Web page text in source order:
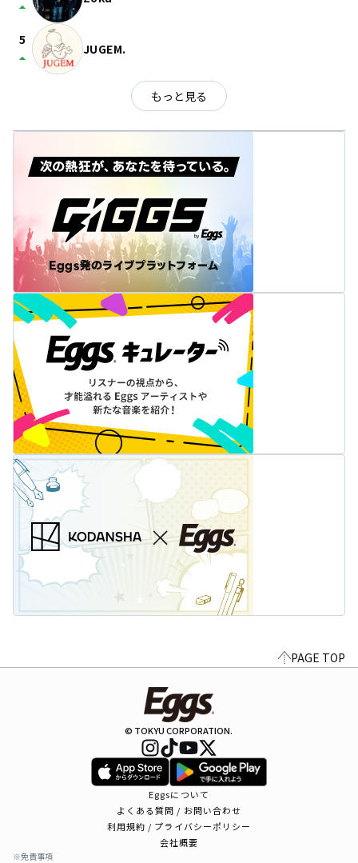
arrow_drop_up
5
arrow_drop_up JUGEM.
もっと見る
PAGE TOP
© TOKYU CORPORATION.
Eggsについて
よくある質問 / お問い合わせ
利用規約 / プライバシーポリシー
会社概要
※免責事項